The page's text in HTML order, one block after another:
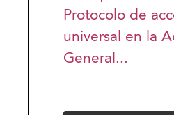
Protocolo de
universal en la
General...